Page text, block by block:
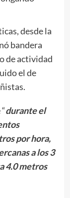
desde la
bandera
de actividad
el de
durante el
por hora,
a los 3
4.0 metros